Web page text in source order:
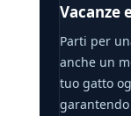
Vacanze
Parti per
anche un
tuo gatto